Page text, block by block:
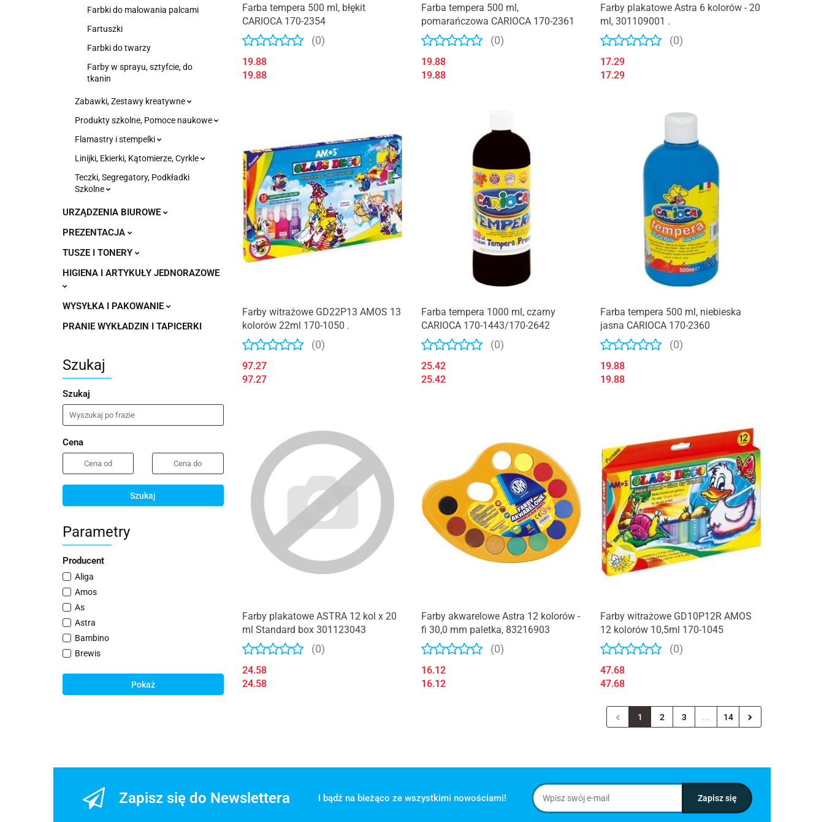
Farbki do malowania palcami
Fartuszki
Farbki do twarzy
Farby w sprayu, sztyfcie, do
tkanin
Zabawki, Zestawy kreatywne
Produkty szkolne, Pomoce naukowe
Flamastry i stempelki
Linijki, Ekierki, Kątomierze, Cyrkle
Teczki, Segregatory, Podkładki
Szkolne
URZĄDZENIA BIUROWE
PREZENTACJA
TUSZE I TONERY
HIGIENA I ARTYKUŁY JEDNORAZOWE
WYSYŁKA I PAKOWANIE
PRANIE WYKŁADZIN I TAPICERKI
Szukaj
Szukaj
Cena
Szukaj
Parametry
Producent
Aliga
Amos
As
Astra
Bambino
Brewis
Jedność
KIDEA
Pokaż
Farba tempera 500 ml, błękit
CARIOCA 170-2354
(0)
19.88
19.88
Farba tempera 500 ml,
pomarańczowa CARIOCA 170-2361
(0)
19.88
19.88
Farby plakatowe Astra 6 kolorów - 20
ml, 301109001 .
(0)
17.29
17.29
Farby witrażowe GD22P13 AMOS 13
kolorów 22ml 170-1050 .
(0)
97.27
97.27
Farba tempera 1000 ml, czarny
CARIOCA 170-1443/170-2642
(0)
25.42
25.42
Farba tempera 500 ml, niebieska
jasna CARIOCA 170-2360
(0)
19.88
19.88
Farby plakatowe ASTRA 12 kol x 20
ml Standard box 301123043
(0)
24.58
24.58
Farby akwarelowe Astra 12 kolorów -
fi 30,0 mm paletka, 83216903
(0)
16.12
16.12
Farby witrażowe GD10P12R AMOS
12 kolorów 10,5ml 170-1045
(0)
47.68
47.68
1 2 3 ... 14
Zapisz się do Newslettera I bądź na bieżąco ze wszystkimi nowościami!